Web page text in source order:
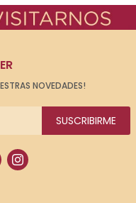
NOVEDADES!
SUSCRIBIRME
